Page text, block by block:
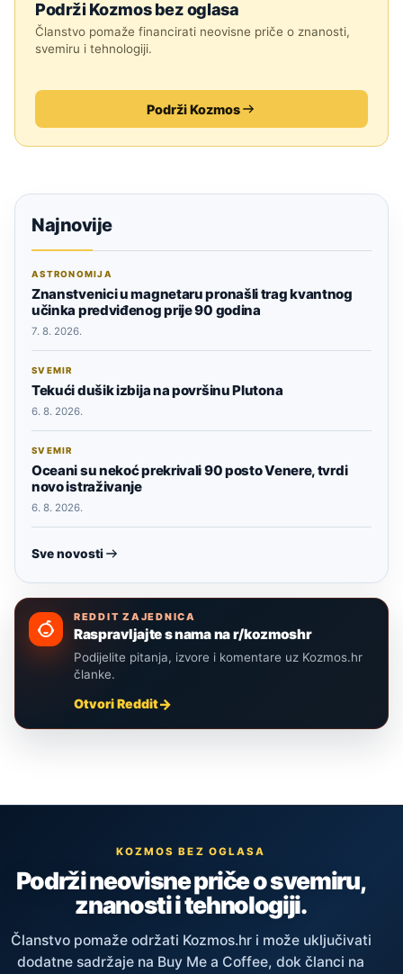
Podrži Kozmos bez oglasa
Članstvo pomaže financirati neovisne priče o znanosti,
svemiru i tehnologiji.
Podrži Kozmos
Najnovije
ASTRONOMIJA
Znanstvenici u magnetaru pronašli trag kvantnog
učinka predviđenog prije 90 godina
7. 8. 2026.
SVEMIR
Tekući dušik izbija na površinu Plutona
6. 8. 2026.
SVEMIR
Oceani su nekoć prekrivali 90 posto Venere, tvrdi
novo istraživanje
6. 8. 2026.
Sve novosti
REDDIT ZAJEDNICA
Raspravljajte s nama na r/kozmoshr
Podijelite pitanja, izvore i komentare uz Kozmos.hr
članke.
Otvori Reddit
KOZMOS BEZ OGLASA
Podrži neovisne priče o svemiru,
znanosti i tehnologiji.
Članstvo pomaže održati Kozmos.hr i može uključivati
dodatne sadržaje na Buy Me a Coffee, dok članci na